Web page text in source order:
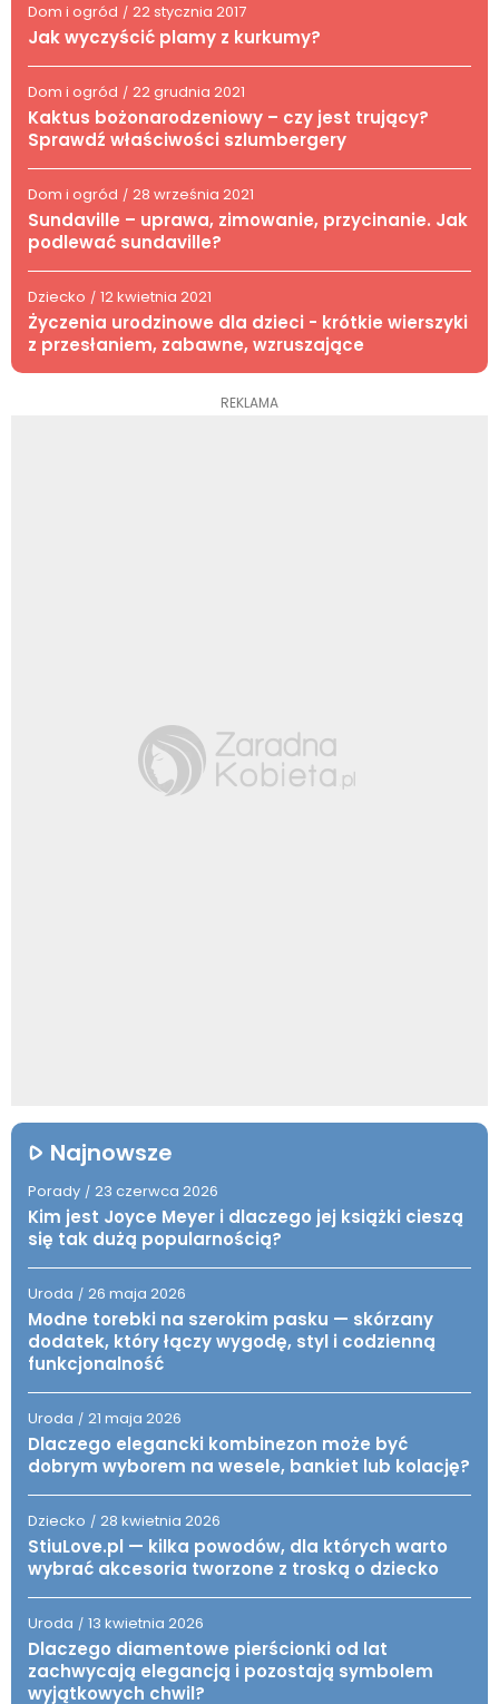
Dom i ogród / 22 stycznia 2017
Jak wyczyścić plamy z kurkumy?
Dom i ogród / 22 grudnia 2021
Kaktus bożonarodzeniowy – czy jest trujący?
Sprawdź właściwości szlumbergery
Dom i ogród / 28 września 2021
Sundaville – uprawa, zimowanie, przycinanie. Jak
podlewać sundaville?
Dziecko / 12 kwietnia 2021
Życzenia urodzinowe dla dzieci - krótkie wierszyki
z przesłaniem, zabawne, wzruszające
REKLAMA
Najnowsze
Porady / 23 czerwca 2026
Kim jest Joyce Meyer i dlaczego jej książki cieszą
się tak dużą popularnością?
Uroda / 26 maja 2026
Modne torebki na szerokim pasku — skórzany
dodatek, który łączy wygodę, styl i codzienną
funkcjonalność
Uroda / 21 maja 2026
Dlaczego elegancki kombinezon może być
dobrym wyborem na wesele, bankiet lub kolację?
Dziecko / 28 kwietnia 2026
StiuLove.pl — kilka powodów, dla których warto
wybrać akcesoria tworzone z troską o dziecko
Uroda / 13 kwietnia 2026
Dlaczego diamentowe pierścionki od lat
zachwycają elegancją i pozostają symbolem
wyjątkowych chwil?